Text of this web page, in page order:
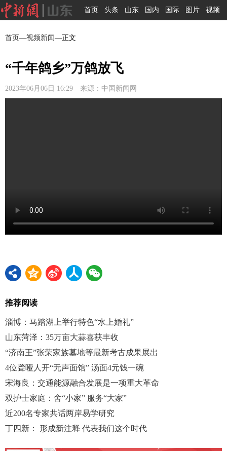
首页 头条 山东 国内 国际 图片 视频
首页—视频新闻—正文
“千年鸽乡”万鸽放飞
2023年06月06日 16:29 来源：中国新闻网
推荐阅读
淄博：马踏湖上举行特色“水上婚礼”
山东菏泽：35万亩大蒜喜获丰收
“济南王”张荣家族墓地等最新考古成果展出
4位聋哑人开“无声面馆” 汤面4元钱一碗
宋海良：交通能源融合发展是一项重大革命
双护士家庭：舍“小家” 服务“大家”
近200名专家共话两岸易学研究
丁四新： 形成新注释 代表我们这个时代